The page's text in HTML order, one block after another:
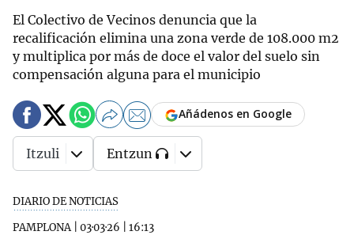
El Colectivo de Vecinos denuncia que la
recalificación elimina una zona verde de 108.000 m2
y multiplica por más de doce el valor del suelo sin
compensación alguna para el municipio
DIARIO DE NOTICIAS
PAMPLONA| 03·03·26 16:13
Añádenos en Google
Itzuli Entzun